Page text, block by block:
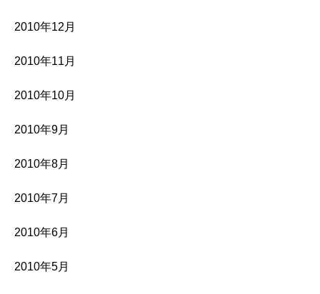
2010年12月
2010年11月
2010年10月
2010年9月
2010年8月
2010年7月
2010年6月
2010年5月